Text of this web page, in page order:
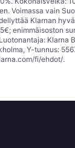
Voimassa vain
Klarnan
enimmäisoston
Klarna
Y-tunnus:
fi/ehdot/.